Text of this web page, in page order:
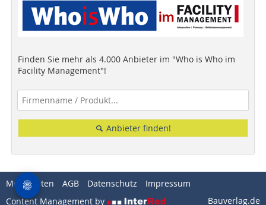
Finden Sie mehr als 4.000 Anbieter im "Who is Who im
Facility Management"!
Anbieter finden!
Mediadaten AGB Datenschutz
Impressum
Content Management by
Bauverlag.de